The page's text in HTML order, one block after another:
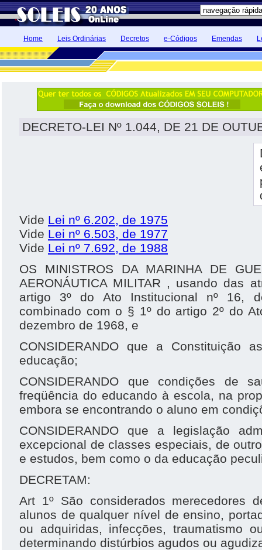
Home Leis Ordinárias Decretos e-Códigos Emendas
DECRETO-LEI Nº 1.044, DE 21 DE
Vide Lei nº 6.202, de 1975
Vide Lei nº 6.503, de 1977
Vide Lei nº 7.692, de 1988
OS MINISTROS DA MARINHA DE
AERONÁUTICA MILITAR , usando das
artigo 3º do Ato Institucional nº 16,
combinado com o § 1º do artigo 2º do
dezembro de 1968, e
CONSIDERANDO que a Constituição
educação;
CONSIDERANDO que condições de
freqüência do educando à escola, na
embora se encontrando o aluno em
CONSIDERANDO que a legislação
excepcional de classes especiais, de
e estudos, bem como o da educação
DECRETAM:
Art 1º São considerados merecedores
alunos de qualquer nível de ensino,
ou adquiridas, infecções, traumatismo
determinando distúrbios agudos ou